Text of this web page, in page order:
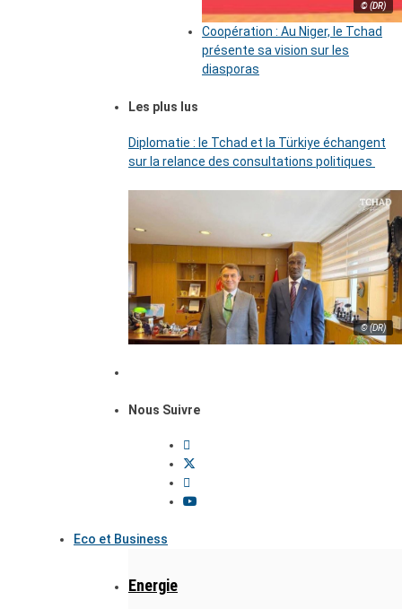
© (DR)
Coopération : Au Niger, le Tchad
présente sa vision sur les
diasporas
Les plus lus
Diplomatie : le Tchad et la Türkiye échangent
sur la relance des consultations politiques
© (DR)
Nous Suivre
Eco et Business
Energie